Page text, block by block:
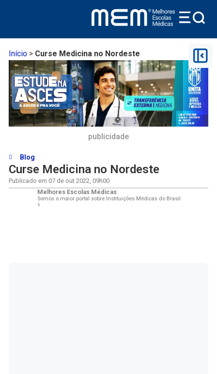
Início> Curse Medicina no Nordeste
publicidade
Blog
Curse Medicina no Nordeste
Publicado em 07 de out 2022, 09h00
Melhores Escolas Médicas
Somos o maior portal sobre Instituições Médicas do Brasil
⚕️